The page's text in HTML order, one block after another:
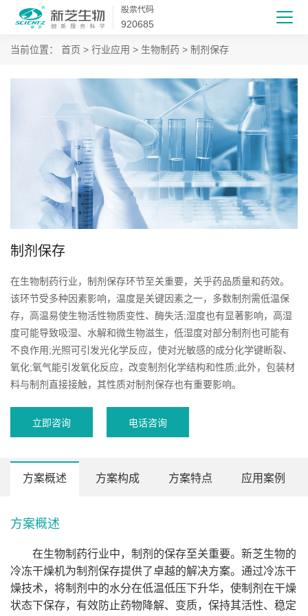
股票代码
920685
当前位置： 首页 > 行业应用 > 生物制药 > 制剂保存
制剂保存
在生物制药行业，制剂保存环节至关重要，关乎药品质量和药效。
该环节受多种因素影响，温度是关键因素之一，多数制剂需低温保
存，高温易使生物活性物质变性、酶失活;湿度也有显著影响，高湿
度可能导致吸湿、水解和微生物滋生，低湿度对部分制剂也可能有
不良作用;光照可引发光化学反应，使对光敏感的成分化学键断裂、
氧化;氧气能引发氧化反应，改变制剂化学结构和性质;此外，包装材
料与制剂直接接触，其性质对制剂保存也有重要影响。
立即咨询 电话咨询
方案概述 方案构成 方案特点 应用案例
方案概述
在生物制药行业中，制剂的保存至关重要。新芝生物的
冷冻干燥机为制剂保存提供了卓越的解决方案。通过冷冻干
燥技术，将制剂中的水分在低温低压下升华，使制剂在干燥
状态下保存，有效防止药物降解、变质，保持其活性、稳定